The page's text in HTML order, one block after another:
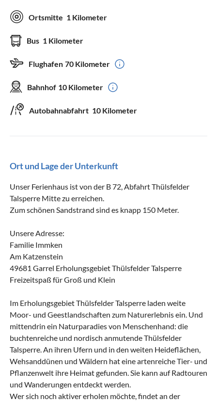
Ortsmitte 1 Kilometer
Bus 1 Kilometer
Flughafen 70 Kilometer
Bahnhof 10 Kilometer
Autobahnabfahrt 10 Kilometer
Ort und Lage der Unterkunft
Unser Ferienhaus ist von der B 72, Abfahrt Thülsfelder
Talsperre Mitte zu erreichen.
Zum schönen Sandstrand sind es knapp 150 Meter.
Unsere Adresse:
Familie Immken
Am Katzenstein
49681 Garrel Erholungsgebiet Thülsfelder Talsperre
Freizeitspaß für Groß und Klein
Im Erholungsgebiet Thülsfelder Talsperre laden weite
Moor- und Geestlandschaften zum Naturerlebnis ein. Und
mittendrin ein Naturparadies von Menschenhand: die
buchtenreiche und nordisch anmutende Thülsfelder
Talsperre. An ihren Ufern und in den weiten Heideflächen,
Wehsanddünen und Wäldern hat eine artenreiche Tier- und
Pflanzenwelt ihre Heimat gefunden. Sie kann auf Radtouren
und Wanderungen entdeckt werden.
Wer sich noch aktiver erholen möchte, findet an der